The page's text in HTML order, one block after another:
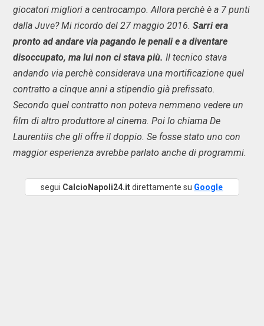
giocatori migliori a centrocampo. Allora perchè è a 7 punti
dalla Juve? Mi ricordo del 27 maggio 2016. Sarri era
pronto ad andare via pagando le penali e a diventare
disoccupato, ma lui non ci stava più. Il tecnico stava
andando via perchè considerava una mortificazione quel
contratto a cinque anni a stipendio già prefissato.
Secondo quel contratto non poteva nemmeno vedere un
film di altro produttore al cinema. Poi lo chiama De
Laurentiis che gli offre il doppio. Se fosse stato uno con
maggior esperienza avrebbe parlato anche di programmi.
segui CalcioNapoli24.itdirettamente su Google